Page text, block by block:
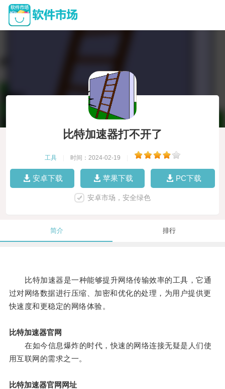
比特加速器打不开了
工具 时间：2024-02-19
安卓下载 苹果下载 PC下载
安卓市场，安全绿色
简介 排行
比特加速器是一种能够提升网络传输效率的工具，它通
过对网络数据进行压缩、加密和优化的处理，为用户提供更
快速度和更稳定的网络体验。
比特加速器官网
在如今信息爆炸的时代，快速的网络连接无疑是人们使
用互联网的需求之一。
比特加速器官网网址